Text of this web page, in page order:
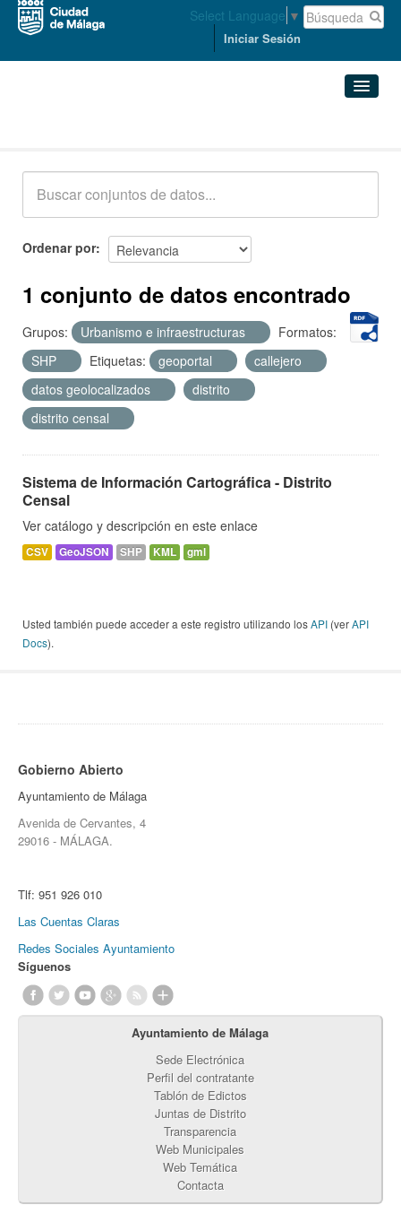
Select Language ▼
Iniciar Sesión
Acerca de
Ordenar por
1 conjunto de datos encontrado
Grupos: Urbanismo e infraestructuras
Formatos:
SHP
Etiquetas: geoportal
callejero
datos geolocalizados
distrito
distrito censal
Sistema de Información Cartográfica - Distrito
Censal
Ver catálogo y descripción en este enlace
CSV GeoJSON SHP KML gml
Usted también puede acceder a este registro utilizando losAPI (verAPI
Docs).
Gobierno Abierto
Ayuntamiento de Málaga
Avenida de Cervantes, 4
29016 - MÁLAGA.
Tlf: 951 926 010
Las Cuentas Claras
Redes Sociales Ayuntamiento
Síguenos
Ayuntamiento de Málaga
Sede Electrónica
Perfil del contratante
Tablón de Edictos
Juntas de Distrito
Transparencia
Web Municipales
Web Temática
Contacta